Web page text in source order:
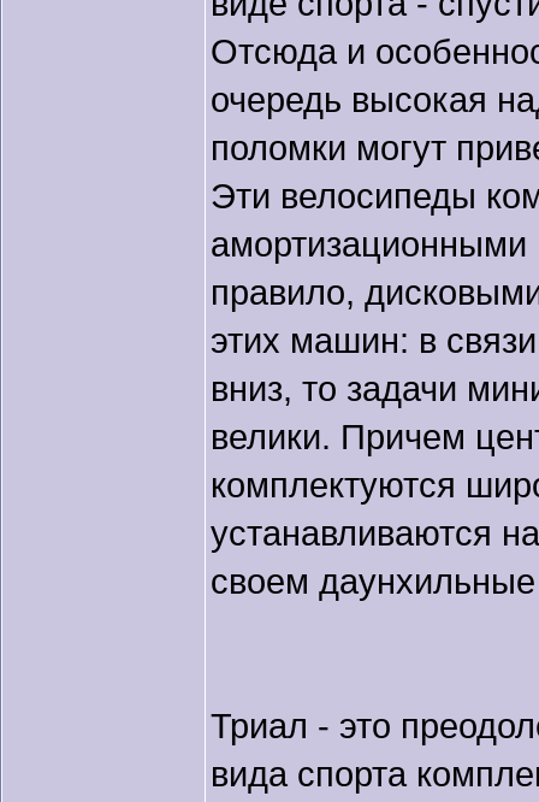
Отсюда и
очередь высокая
поломки могут
Эти велосипеды
правило,
этих машин: в
вниз, то задачи
велики. Причем
комплектуются
устанавливаются
своем
Триал - это
вида спорта